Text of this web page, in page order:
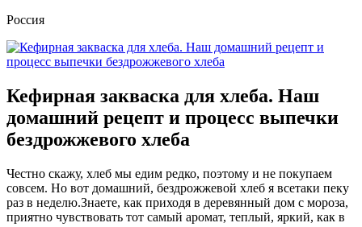
Россия
Кефирная закваска для хлеба. Наш
домашний рецепт и процесс выпечки
бездрожжевого хлеба
Честно скажу, хлеб мы едим редко, поэтому и не покупаем
совсем. Но вот домашний, бездрожжевой хлеб я всетаки пеку
раз в неделю.Знаете, как приходя в деревянный дом с мороза,
приятно чувствовать тот самый аромат, теплый, яркий, как в